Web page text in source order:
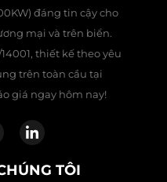
đáng tin cậy cho
mại và trên biển.
thiết kế theo yêu
trên toàn cầu tại
giá ngay hôm nay!
TÔI